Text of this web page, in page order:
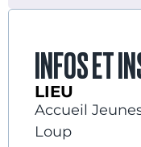
INFOS ET
LIEU
Accueil
Loup